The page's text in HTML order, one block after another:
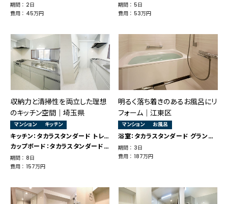
期間 ： 2日
費用 ： 45万円
期間 ： 5日
費用 ： 53万円
収納力と清掃性を両立した理想
のキッチン空間｜埼玉県
マンション キッチン
キッチン：タカラスタンダード トレーシア
カップボード：タカラスタンダード リフィット
期間 ： 8日
費用 ： 157万円
明るく落ち着きのあるお風呂にリ
フォーム｜江東区
マンション お風呂
浴室：タカラスタンダード グランスパ
期間 ： 3日
費用 ： 187万円